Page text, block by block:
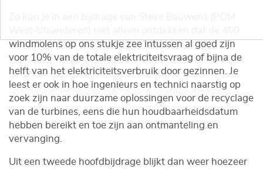
windmolens op ons stukje zee intussen al goed zijn
voor 10% van de totale elektriciteitsvraag of bijna de
helft van het elektriciteitsverbruik door gezinnen. Je
leest er ook in hoe ingenieurs en technici naarstig op
zoek zijn naar duurzame oplossingen voor de recyclage
van de turbines, eens die hun houdbaarheidsdatum
hebben bereikt en toe zijn aan ontmanteling en
vervanging.
Uit een tweede hoofdbijdrage blijkt dan weer hoezeer